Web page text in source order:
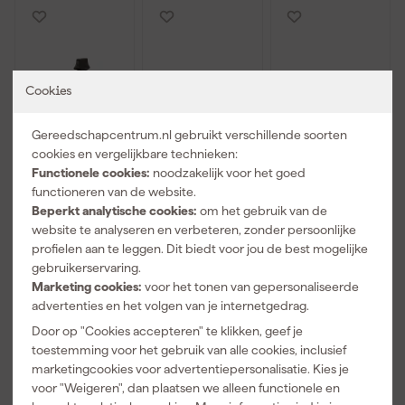
Cookies
Gereedschapcentrum.nl gebruikt verschillende soorten
cookies en vergelijkbare technieken:
Functionele cookies: noodzakelijk voor het goed
functioneren van de website.
Beperkt analytische cookies: om het gebruik van de
website te analyseren en verbeteren, zonder persoonlijke
profielen aan te leggen. Dit biedt voor jou de best mogelijke
gebruikerservaring.
Marketing cookies: voor het tonen van gepersonaliseerde
advertenties en het volgen van je internetgedrag.
Door op "Cookies accepteren" te klikken, geef je
toestemming voor het gebruik van alle cookies, inclusief
marketingcookies voor advertentiepersonalisatie. Kies je
voor "Weigeren", dan plaatsen we alleen functionele en
Stanley 2-47-
064 Plastic
kruishout
Zaterdag
bezorgd
Adviesprijs 23,30
14,90
incl. BTW
Lyra 4494102
Dry
Markeerpotlo
od - 160mm -
Grafiet (1st.)
Zaterdag
13,49
incl. BTW
Longlife
od - 125mm -
Grafiet (1st.)
Zaterdag
Adviesprijs
13,
incl. BTW